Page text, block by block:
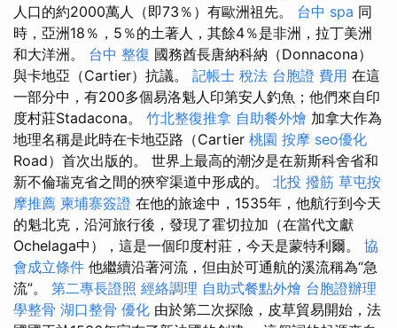
人口的約2000萬人（即73％）有歐洲祖先。 台中 spa 同
時，亞洲18％，5％的土著人，其餘4％是非洲，拉丁美洲
和大洋洲。 台中 整復 國務酋長唐納科納（Donnacona）
與卡地亞（Cartier）抗議。 記帳士 稅法 台胞證 費用 在這
一部分中，有200多個易洛魁人印第安人釣魚；他們來自印
度村莊Stadacona。 竹北整復推拿 自助餐外燴 加拿大作為
地理名稱是此時在卡地亞路（Cartier 桃園 按摩 seo優化
Road）首次出版的。 世界上最高的潮汐是在新斯科舍省和
新不倫瑞克省之間的狹窄渠道中形成的。 北投 撥筋 草屯按
摩推薦 柬埔寨簽證 在他的旅途中，1535年，他航行到今天
的魁北克，沿河旅行後，發現了霍切拉加（在當代文獻
Ochelaga中），這是一個印度村莊，今天是蒙特利爾。 協
會成立條件 他繼續沿著河流，但由於可通航的溪流稱為“急
流”。 第二專長證照 經絡調理 自助式餐點外燴 台胞證辦理
學整骨 湖口整骨 優化 由於第二次探險，皮草貿易開始，法